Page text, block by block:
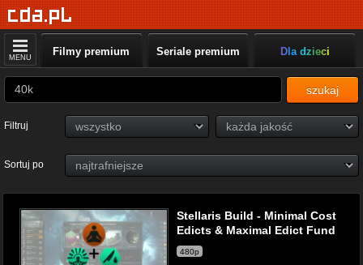
MENU Filmy premium Seriale premium Dla dzieci
szukaj
Filtruj
Sortuj po
Stellaris Build - Minimal Cost
Edicts & Maximal Edict Fund
480p